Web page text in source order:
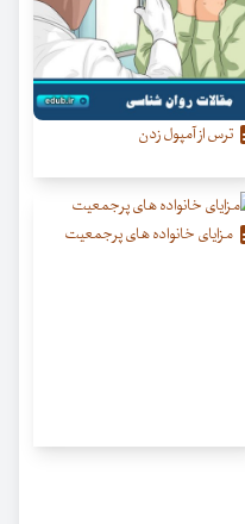
ترس از آمپول زدن
مزایای خانواده های پرجمعیت